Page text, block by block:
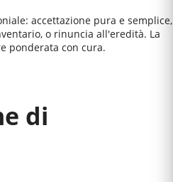
accettazione pura e semplice,
o rinuncia all'eredità. La
ponderata con cura.
di